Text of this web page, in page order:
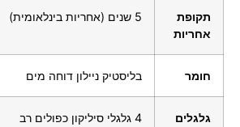
תקופת
אחריות
5 שנים (אחריות בינלאומית)
חומר בליסטיק ניילון דוחה מים
גלגלים
4 גלגלי סיליקון כפולים רב